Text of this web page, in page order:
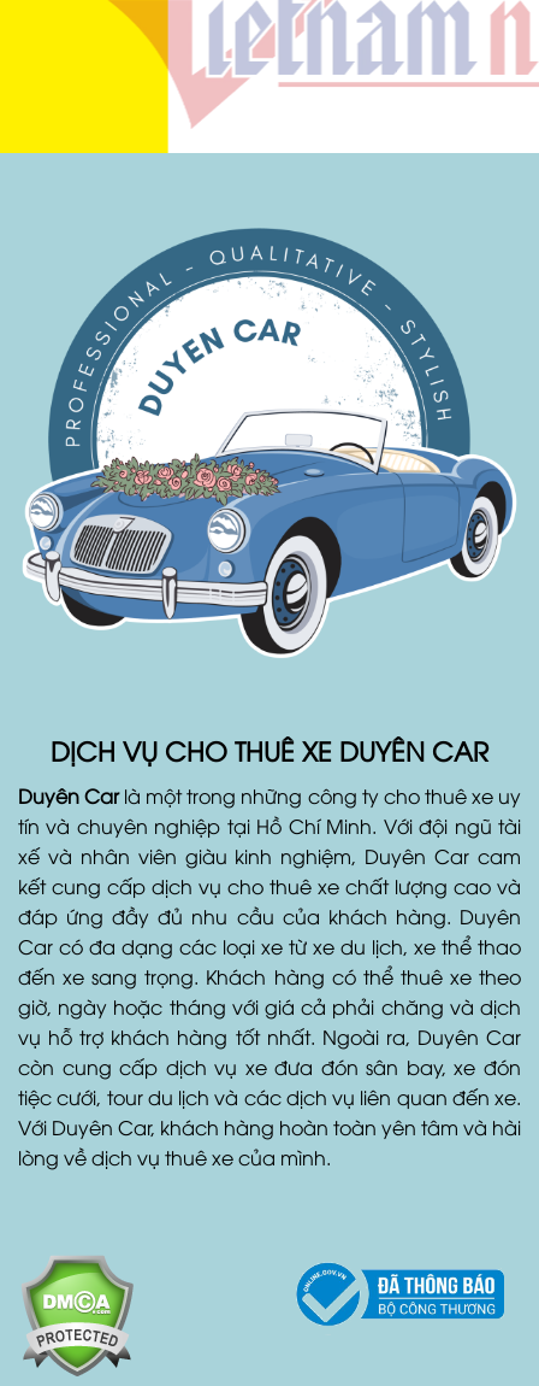
DỊCH VỤ CHO THUÊ XE DUYÊN CAR
Duyên Carlà một trong những công ty cho thuê xe uy
tín và chuyên nghiệp tại Hồ Chí Minh. Với đội ngũ tài
xế và nhân viên giàu kinh nghiệm, Duyên Car cam
kết cung cấp dịch vụ cho thuê xe chất lượng cao và
đáp ứng đầy đủ nhu cầu của khách hàng. Duyên
Car có đa dạng các loại xe từ xe du lịch, xe thể thao
đến xe sang trọng. Khách hàng có thể thuê xe theo
giờ, ngày hoặc tháng với giá cả phải chăng và dịch
vụ hỗ trợ khách hàng tốt nhất. Ngoài ra, Duyên Car
còn cung cấp dịch vụ xe đưa đón sân bay, xe đón
tiệc cưới, tour du lịch và các dịch vụ liên quan đến xe.
Với Duyên Car, khách hàng hoàn toàn yên tâm và hài
lòng về dịch vụ thuê xe của mình.